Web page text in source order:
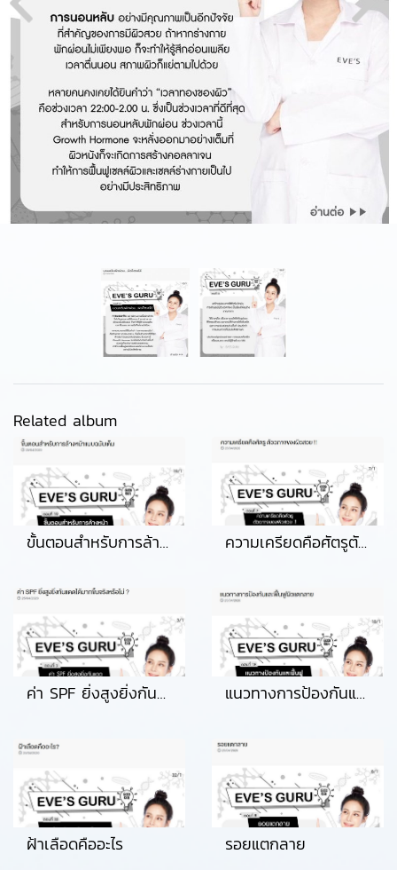
Related album
ขั้นตอนสำหรับการล้างหน้าแบบบฉบับเต็ม ความเครียดคือศัตรูตัวฉกาจของผิวสวย
ค่า SPF ยิ่งสูงยิ่งกันแดดได้มากขึ้นจริงหรือไม่ แนวทางการป้องกันและฟื้นฟูผิวแตกลาย
ฝ้าเลือดคืออะไร รอยแตกลาย